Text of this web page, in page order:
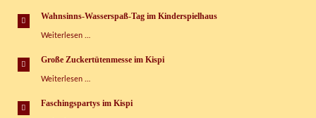
e.V.
machen!
Wahnsinns-Wasserspaß-Tag im Kinderspielhaus
Weiterlesen …
Tag
Kinderspielhaus
Große Zuckertütenmesse im Kispi
Weiterlesen …
im
Faschingspartys im Kispi